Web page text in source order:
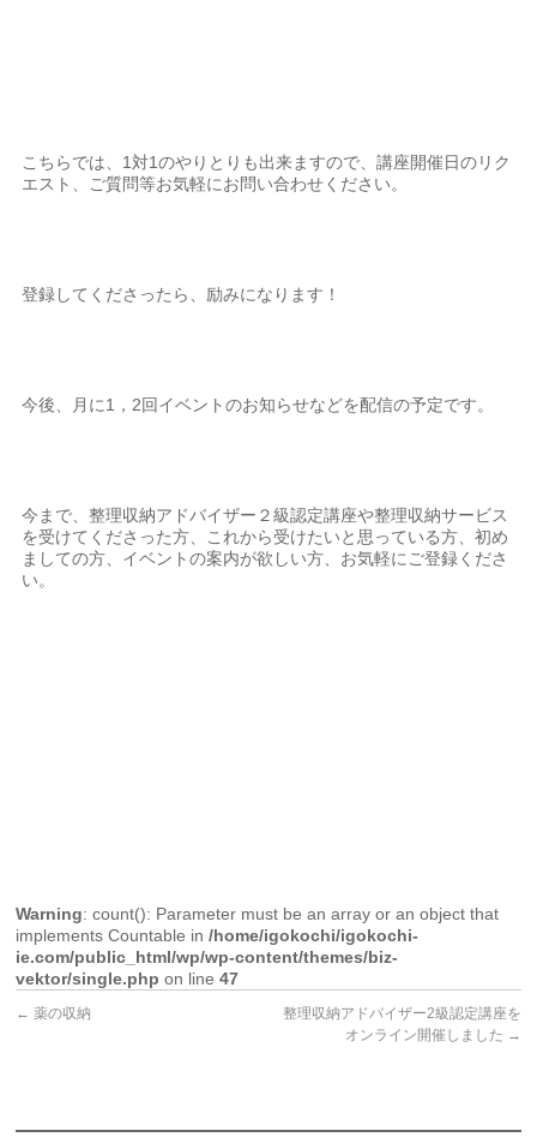
こちらでは、1対1のやりとりも出来ますので、講座開催日のリク
エスト、ご質問等お気軽にお問い合わせください。
登録してくださったら、励みになります！
今後、月に1，2回イベントのお知らせなどを配信の予定です。
今まで、整理収納アドバイザー２級認定講座や整理収納サービス
を受けてくださった方、これから受けたいと思っている方、初め
ましての方、イベントの案内が欲しい方、お気軽にご登録くださ
い。
Warning: count(): Parameter must be an array or an object that
implements Countable in/home/igokochi/igokochi-
ie.com/public_html/wp/wp-content/themes/biz-
vektor/single.php on line47
← 薬の収納
整理収納アドバイザー2級認定講座を
オンライン開催しました →